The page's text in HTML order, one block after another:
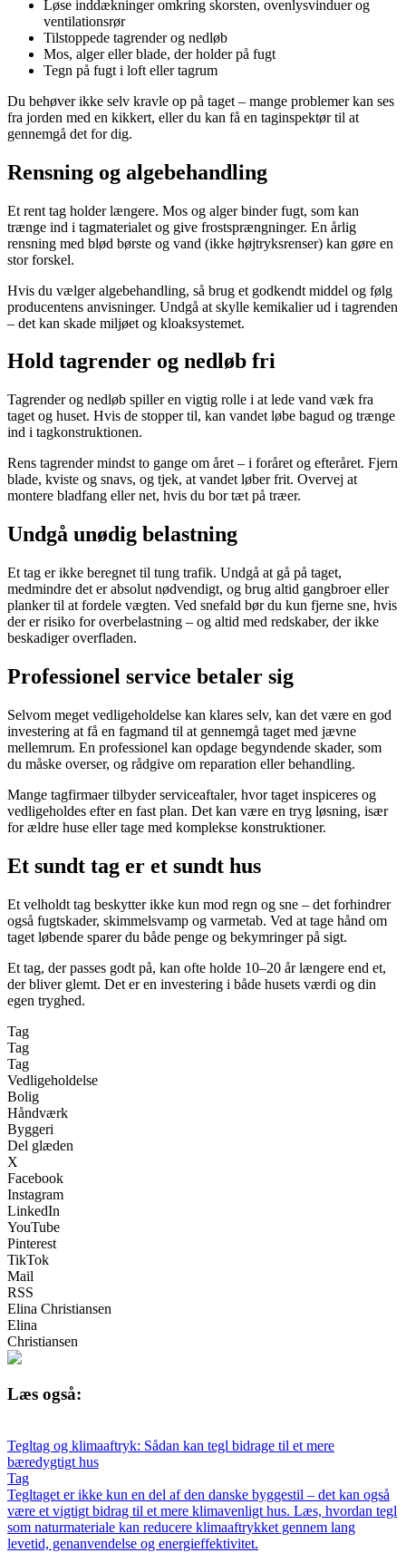
Løse inddækninger omkring skorsten, ovenlysvinduer og
ventilationsrør
Tilstoppede tagrender og nedløb
Mos, alger eller blade, der holder på fugt
Tegn på fugt i loft eller tagrum
Du behøver ikke selv kravle op på taget – mange problemer kan ses
fra jorden med en kikkert, eller du kan få en taginspektør til at
gennemgå det for dig.
Rensning og algebehandling
Et rent tag holder længere. Mos og alger binder fugt, som kan
trænge ind i tagmaterialet og give frostsprængninger. En årlig
rensning med blød børste og vand (ikke højtryksrenser) kan gøre en
stor forskel.
Hvis du vælger algebehandling, så brug et godkendt middel og følg
producentens anvisninger. Undgå at skylle kemikalier ud i tagrenden
– det kan skade miljøet og kloaksystemet.
Hold tagrender og nedløb fri
Tagrender og nedløb spiller en vigtig rolle i at lede vand væk fra
taget og huset. Hvis de stopper til, kan vandet løbe bagud og trænge
ind i tagkonstruktionen.
Rens tagrender mindst to gange om året – i foråret og efteråret. Fjern
blade, kviste og snavs, og tjek, at vandet løber frit. Overvej at
montere bladfang eller net, hvis du bor tæt på træer.
Undgå unødig belastning
Et tag er ikke beregnet til tung trafik. Undgå at gå på taget,
medmindre det er absolut nødvendigt, og brug altid gangbroer eller
planker til at fordele vægten. Ved snefald bør du kun fjerne sne, hvis
der er risiko for overbelastning – og altid med redskaber, der ikke
beskadiger overfladen.
Professionel service betaler sig
Selvom meget vedligeholdelse kan klares selv, kan det være en god
investering at få en fagmand til at gennemgå taget med jævne
mellemrum. En professionel kan opdage begyndende skader, som
du måske overser, og rådgive om reparation eller behandling.
Mange tagfirmaer tilbyder serviceaftaler, hvor taget inspiceres og
vedligeholdes efter en fast plan. Det kan være en tryg løsning, især
for ældre huse eller tage med komplekse konstruktioner.
Et sundt tag er et sundt hus
Et velholdt tag beskytter ikke kun mod regn og sne – det forhindrer
også fugtskader, skimmelsvamp og varmetab. Ved at tage hånd om
taget løbende sparer du både penge og bekymringer på sigt.
Et tag, der passes godt på, kan ofte holde 10–20 år længere end et,
der bliver glemt. Det er en investering i både husets værdi og din
egen tryghed.
Tag
Tag
Tag
Vedligeholdelse
Bolig
Håndværk
Byggeri
Del glæden
X
Facebook
Instagram
LinkedIn
YouTube
Pinterest
TikTok
Mail
RSS
Elina Christiansen
Elina
Christiansen
Læs også:
Tegltag og klimaaftryk: Sådan kan tegl bidrage til et mere
bæredygtigt hus
Tag
Tegltaget er ikke kun en del af den danske byggestil – det kan også
være et vigtigt bidrag til et mere klimavenligt hus. Læs, hvordan tegl
som naturmateriale kan reducere klimaaftrykket gennem lang
levetid, genanvendelse og energieffektivitet.